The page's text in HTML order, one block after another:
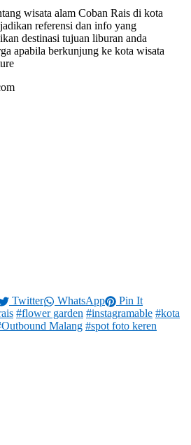
wisata alam Coban Rais di kota
referensi dan info yang
destinasi tujuan liburan anda
apabila berkunjung ke kota wisata
Twitter WhatsApp
Pin It
#flower garden #instagramable #kota
Malang #spot foto keren